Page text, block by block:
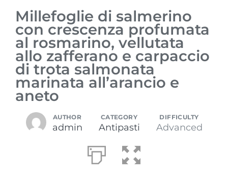
Millefoglie di salmerino
con crescenza profumata
al rosmarino, vellutata
allo zafferano e carpaccio
di trota salmonata
marinata all’arancio e
aneto
AUTHOR
admin
CATEGORY
Antipasti
DIFFICULTY
Advanced